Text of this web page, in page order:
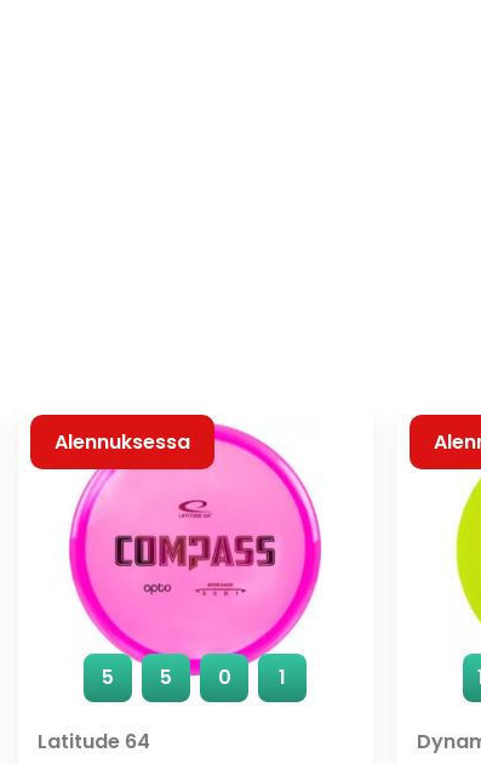
5 5 0 1
Latitude 64
Alennuksessa